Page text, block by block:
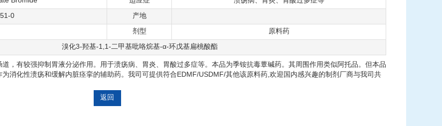
0 产地
剂型 原料药
溴化3-羟基-1,1-二甲基吡咯烷基-α-环戊基扁桃酸酯
，有较强抑制胃液分泌作用。用于溃疡病、胃炎、胃酸过多症等。本品为季铵抗毒蕈碱药。其周围作用类似阿托品。但本品
消化性溃疡和缓解内脏痉挛的辅助药。我司可提供符合EDMF/USDMF/其他该原料药,欢迎国内感兴趣的制剂厂商与我司共
返回